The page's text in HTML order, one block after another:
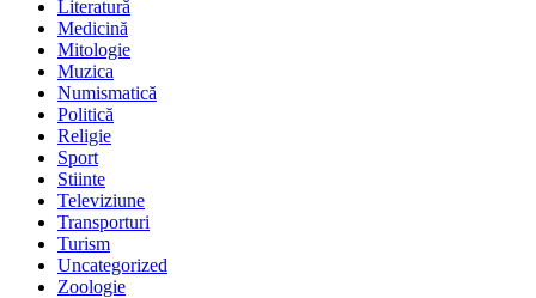
Literatură
Medicină
Mitologie
Muzica
Numismatică
Politică
Religie
Sport
Stiinte
Televiziune
Transporturi
Turism
Uncategorized
Zoologie